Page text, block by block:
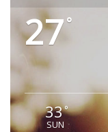
27°
33°
SUN